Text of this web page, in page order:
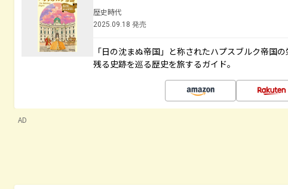
歴史時代
2025.09.18 発売
「日の沈まぬ帝国」と称されたハプスブルク帝国
残る史跡を巡る歴史を旅するガイド。
AD